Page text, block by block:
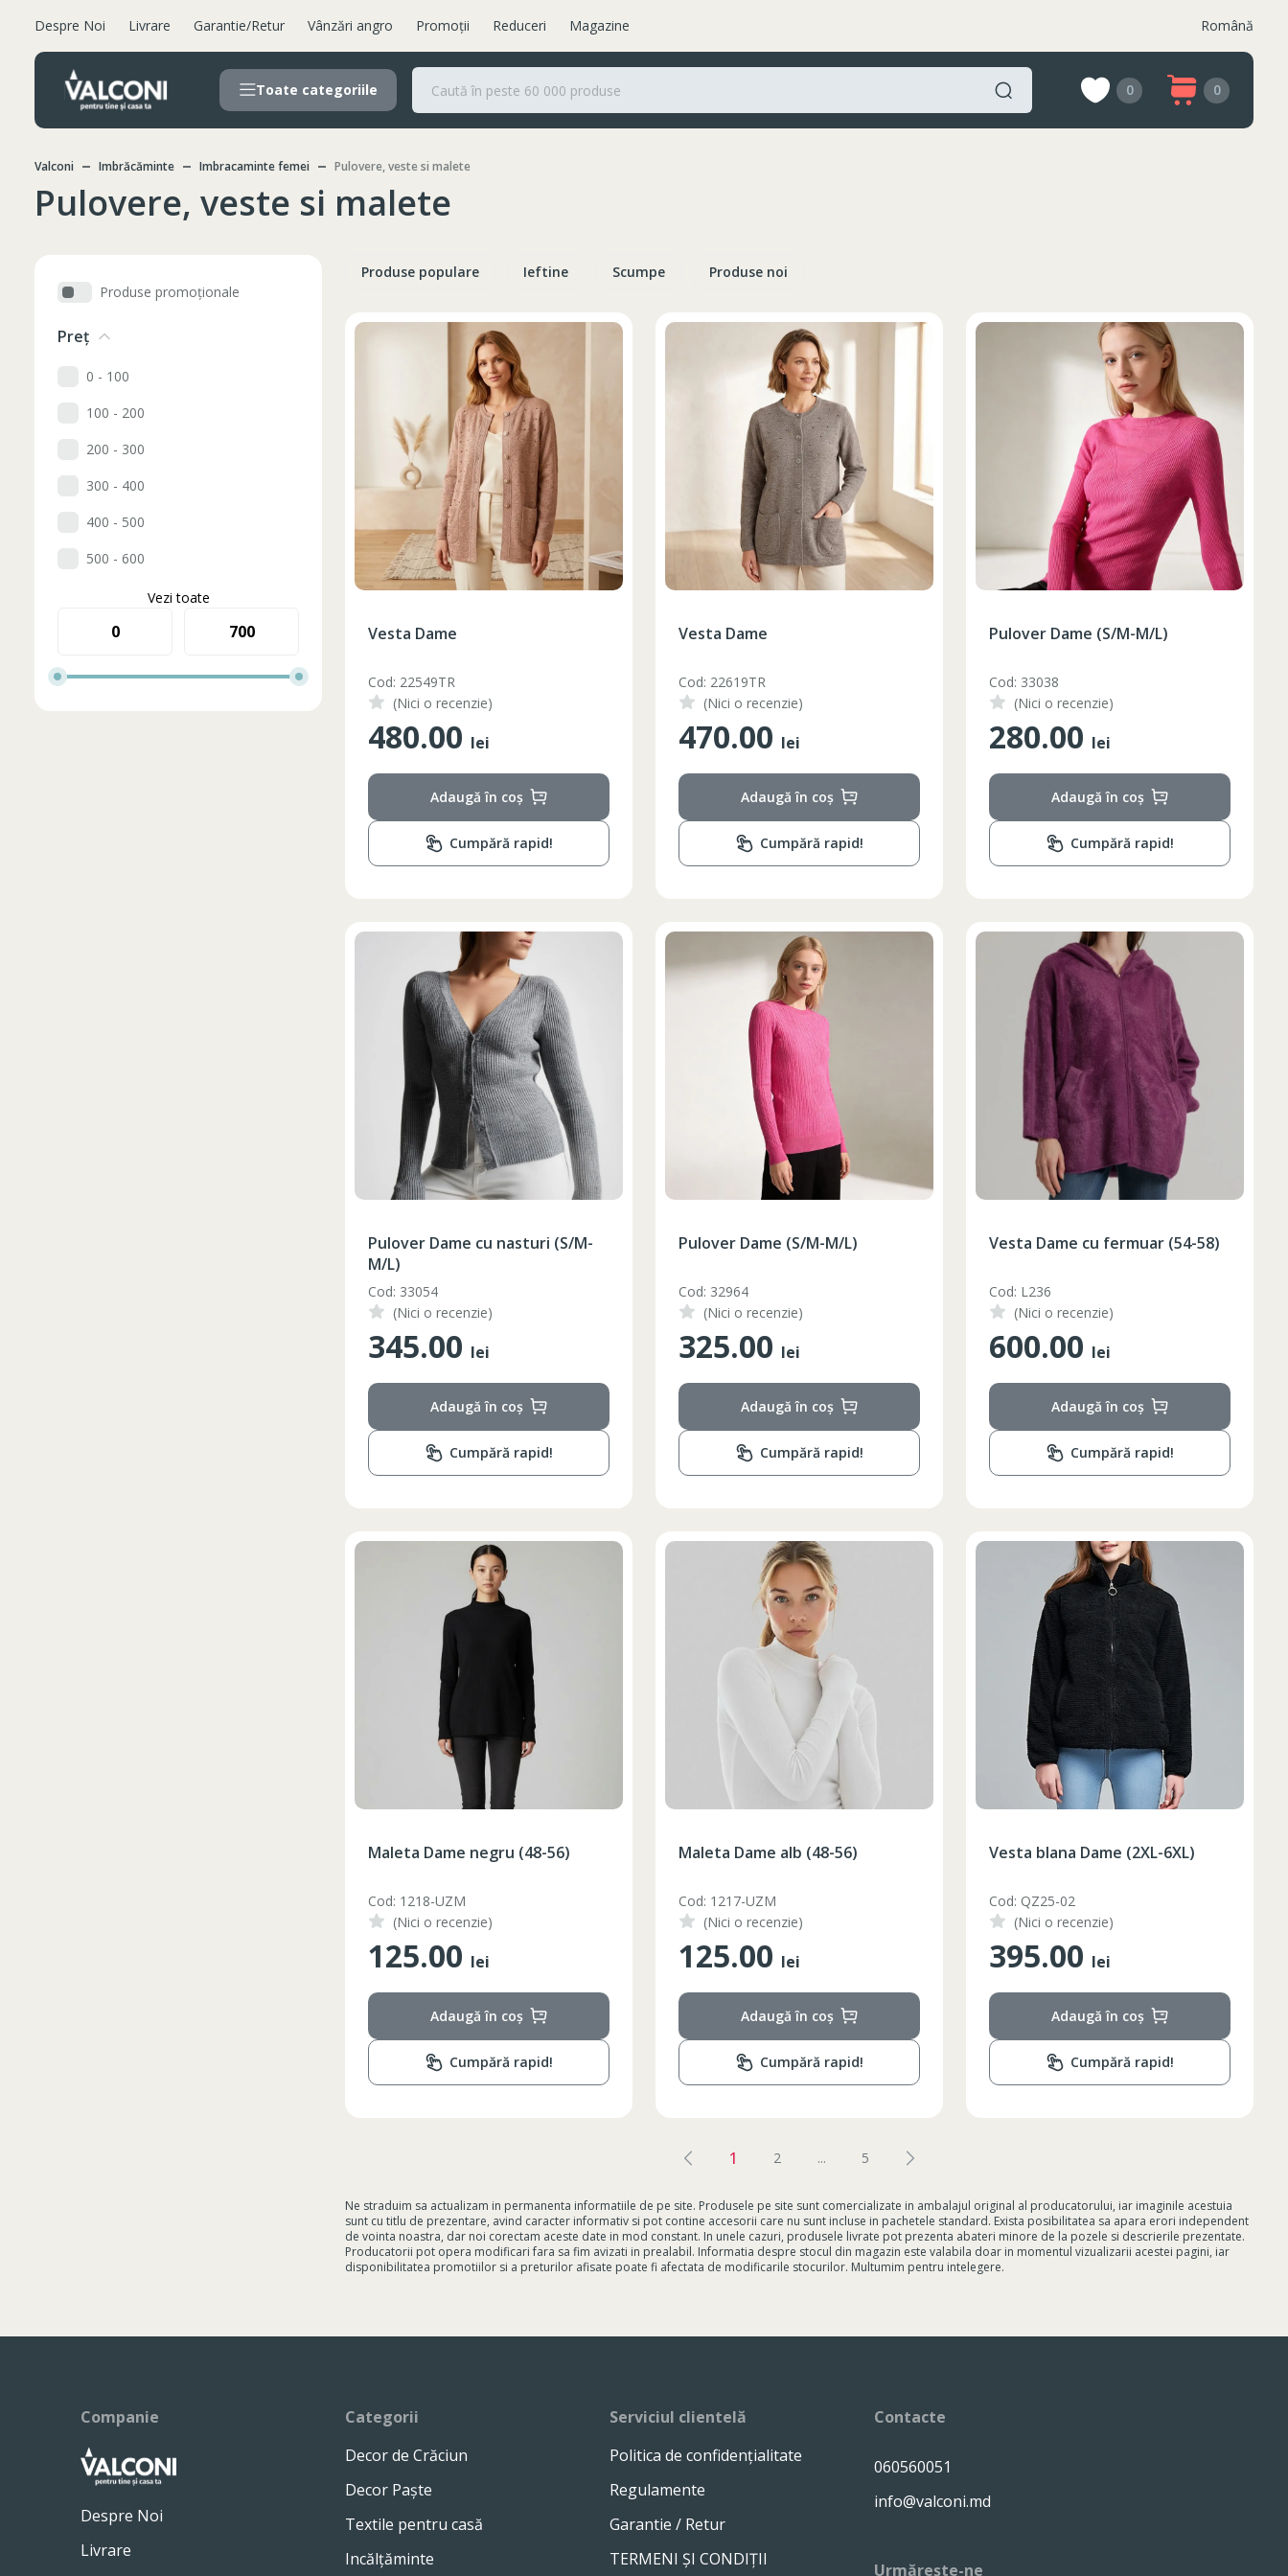
Despre Noi Livrare Garantie/Retur Vânzări angro Promoții Reduceri Magazine Română
Toate categoriile 0 0
Valconi Imbrăcăminte Imbracaminte femei Pulovere, veste si malete
Pulovere, veste si malete
Produse promoționale
Preț
0 - 100
100 - 200
200 - 300
300 - 400
400 - 500
500 - 600
Vezi toate
Produse populare Ieftine Scumpe Produse noi
Vesta Dame
Cod: 22549TR
(Nici o recenzie)
480.00 lei
Adaugă în coș
Cumpără rapid!
Vesta Dame
Cod: 22619TR
(Nici o recenzie)
470.00 lei
Adaugă în coș
Cumpără rapid!
Pulover Dame (S/M-M/L)
Cod: 33038
(Nici o recenzie)
280.00 lei
Adaugă în coș
Cumpără rapid!
Pulover Dame cu nasturi (S/M-
M/L)
Cod: 33054
(Nici o recenzie)
345.00 lei
Adaugă în coș
Cumpără rapid!
Pulover Dame (S/M-M/L)
Cod: 32964
(Nici o recenzie)
325.00 lei
Adaugă în coș
Cumpără rapid!
Vesta Dame cu fermuar (54-58)
Cod: L236
(Nici o recenzie)
600.00 lei
Adaugă în coș
Cumpără rapid!
Maleta Dame negru (48-56)
Cod: 1218-UZM
(Nici o recenzie)
125.00 lei
Adaugă în coș
Cumpără rapid!
Maleta Dame alb (48-56)
Cod: 1217-UZM
(Nici o recenzie)
125.00 lei
Adaugă în coș
Cumpără rapid!
Vesta blana Dame (2XL-6XL)
Cod: QZ25-02
(Nici o recenzie)
395.00 lei
Adaugă în coș
Cumpără rapid!
1 2 ... 5
Ne straduim sa actualizam in permanenta informatiile de pe site. Produsele pe site sunt comercializate in ambalajul original al producatorului, iar imaginile acestuia
sunt cu titlu de prezentare, avind caracter informativ si pot contine accesorii care nu sunt incluse in pachetele standard. Exista posibilitatea sa apara erori independent
de vointa noastra, dar noi corectam aceste date in mod constant. In unele cazuri, produsele livrate pot prezenta abateri minore de la pozele si descrierile prezentate.
Producatorii pot opera modificari fara sa fim avizati in prealabil. Informatia despre stocul din magazin este valabila doar in momentul vizualizarii acestei pagini, iar
disponibilitatea promotiilor si a preturilor afisate poate fi afectata de modificarile stocurilor. Multumim pentru intelegere.
Companie
Despre Noi
Livrare
Categorii
Decor de Crăciun
Decor Paște
Textile pentru casă
Incălțăminte
Serviciul clientelă
Politica de confidențialitate
Regulamente
Garantie / Retur
TERMENI ȘI CONDIȚII
Contacte
060560051
info@valconi.md
Urmărește-ne